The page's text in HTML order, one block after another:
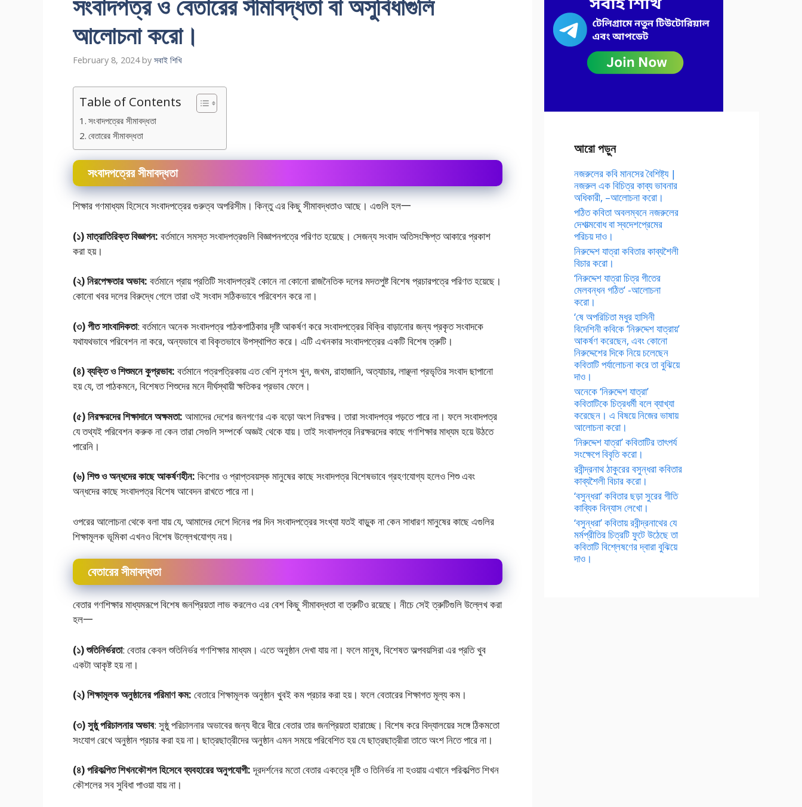
আলােচনা করাে।
February 8, 2024 by সবাই শিখি
Table of Contents
সংবাদপত্রের সীমাবদ্ধতা
বেতারের সীমাবদ্ধতা
সংবাদপত্রের সীমাবদ্ধতা
শিক্ষার গণমাধ্যম হিসেবে সংবাদপত্রের গুরুত্ব অপরিসীম। কিন্তু এর কিছু সীমাবদ্ধতাও আছে। এগুলি হল一
(১) মাত্রাতিরিক্ত বিজ্ঞাপন: বর্তমানে সমস্ত সংবাদপত্রগুলি বিজ্ঞাপনপত্রে পরিণত হয়েছে। সেজন্য সংবাদ অতিসংক্ষিপ্ত আকারে প্রকাশ
করা হয়।
(২) নিরপেক্ষতার অভাব: বর্তমানে প্রায় প্রতিটি সংবাদপত্রই কোনে না কোনাে রাজনৈতিক দলের মদতপুষ্ট বিশেষ প্রচারপত্রে পরিণত হয়েছে।
কোনাে খবর দলের বিরুদ্ধে গেলে তারা ওই সংবাদ সঠিকভাবে পরিবেশন করে না।
(৩) পীত সাংবাদিকতা: বর্তমানে অনেক সংবাদপত্র পাঠকপাঠিকার দৃষ্টি আকর্ষণ করে সংবাদপত্রের বিক্রি বাড়ানাের জন্য প্রকৃত সংবাদকে
যথাযথভাবে পরিবেশন না করে, অন্যভাবে বা বিকৃতভাবে উপস্থাপিত করে। এটি এখনকার সংবাদপত্রের একটি বিশেষ ত্রুটি।
(৪) ব্যক্তি ও শিশুমনে কুপ্রভাব: বর্তমানে পত্রপত্রিকায় এত বেশি নৃশংস খুন, জখম, রাহাজানি, অত্যাচার, লাঞ্ছনা প্রভৃতির সংবাদ ছাপানাে
হয় যে, তা পাঠকমনে, বিশেষত শিশুদের মনে দীর্ঘস্থায়ী ক্ষতিকর প্রভাব ফেলে।
(৫) নিরক্ষরদের শিক্ষাদানে অক্ষমতা: আমাদের দেশের জনগণের এক বড়াে অংশ নিরক্ষর। তারা সংবাদপত্র পড়তে পারে না। ফলে সংবাদপত্র
যে তথ্যই পরিবেশন করুক না কেন তারা সেগুলি সম্পর্কে অজ্ঞই থেকে যায়। তাই সংবাদপত্র নিরক্ষরদের কাছে গণশিক্ষার মাধ্যম হয়ে উঠতে
পারেনি।
(৬) শিশু ও অন্ধদের কাছে আকর্ষণহীন: কিশোর ও প্রাপ্তবয়স্ক মানুষের কাছে সংবাদপত্র বিশেষভাবে গ্রহণযােগ্য হলেও শিশু এবং
অন্ধদের কাছে সংবাদপত্র বিশেষ আবেদন রাখতে পারে না।
ওপরের আলােচনা থেকে বলা যায় যে, আমাদের দেশে দিনের পর দিন সংবাদপত্রের সংখ্যা যতই বাড়ুক না কেন সাধারণ মানুষের কাছে এগুলির
শিক্ষামূলক ভূমিকা এখনও বিশেষ উল্লেখযােগ্য নয়।
বেতারের সীমাবদ্ধতা
বেতার গণশিক্ষার মাধ্যমরূপে বিশেষ জনপ্রিয়তা লাভ করলেও এর বেশ কিছু সীমাবদ্ধতা বা ত্রুটিও রয়েছে। নীচে সেই ত্রুটিগুলি উল্লেখ করা
হল一
(১) শুতিনির্ভরতা: বেতার কেবল শুতিনির্ভর গণশিক্ষার মাধ্যম। এতে অনুষ্ঠান দেখা যায় না। ফলে মানুষ, বিশেষত অল্পবয়সিরা এর প্রতি খুব
একটা আকৃষ্ট হয় না।
(২) শিক্ষামূলক অনুষ্ঠানের পরিমাণ কম: বেতারে‌ শিক্ষামূলক অনুষ্ঠান খুবই কম প্রচার করা হয়। ফলে বেতারের শিক্ষাগত মূল্য কম।
(৩) সুষ্ঠু পরিচালনার অভাব: সুষ্ঠু পরিচালনার অভাবের জন্য ধীরে ধীরে বেতার তার জনপ্রিয়তা হারাচ্ছে। বিশেষ করে বিদ্যালয়ের সঙ্গে ঠিকমতাে
সংযােগ রেখে অনুষ্ঠান প্রচার করা হয় না। ছাত্রছাত্রীদের অনুষ্ঠান এমন সময়ে পরিবেশিত হয় যে ছাত্রছাত্রীরা তাতে অংশ নিতে পারে না।
(৪) পরিকল্পিত শিখনকৌশল হিসেবে ব্যবহারের অনুপযােগী:দূরদর্শনের মতাে বেতার একত্রে দৃষ্টি ও তিনির্ভর না হওয়ায় এখানে পরিকল্পিত শিখন
কৌশলের সব সুবিধা পাওয়া যায় না।
আরো পড়ুন
নজরুলের কবি মানসের বৈশিষ্ট্য |
নজরুল এক বিচিত্র কাব্য ভাবনার
অধিকারী, –আলোচনা করো।
পঠিত কবিতা অবলম্বনে নজরুলের
দেশাত্মবোধ বা স্বদেশপ্রেমের
পরিচয় দাও।
নিরুদ্দেশ যাত্রা কবিতার কাব্যশৈলী
বিচার করো।
‘নিরুদ্দেশ যাত্রা চিত্র গীতের
মেলবন্ধন গঠিত’ -আলোচনা
করো।
‘ষে অপরিচিতা মধুর হাসিনী
বিদেশিনী কবিকে ‘নিরুদ্দেশ যাত্রায়’
আকর্ষণ করেছেন, এবং কোনো
নিরুদ্দেশের দিকে নিয়ে চলেছেন
কবিতাটি পর্যালোচনা করে তা বুঝিয়ে
দাও।
অনেকে ‘নিরুদ্দেশ যাত্রা’
কবিতাটিকে চিত্রধর্মী বলে ব্যাখ্যা
করেছেন। এ বিষয়ে নিজের ভাষায়
আলোচনা করো।
‘নিরুদ্দেশ যাত্রা’ কবিতাটির তাৎপর্য
সংক্ষেপে বিবৃতি করো।
রবীন্দ্রনাথ ঠাকুরের বসুন্ধরা কবিতার
কাব্যশৈলী বিচার করো।
‘বসুন্ধরা’ কবিতার ছড়া সুরের গীতি
কাব্যিক বিন্যাস লেখো।
‘বসুন্ধরা’ কবিতায় রবীন্দ্রনাথের যে
মর্মপ্রীতির চিত্রটি ফুটে উঠেছে তা
কবিতাটি বিশ্লেষণের দ্বারা বুঝিয়ে
দাও।